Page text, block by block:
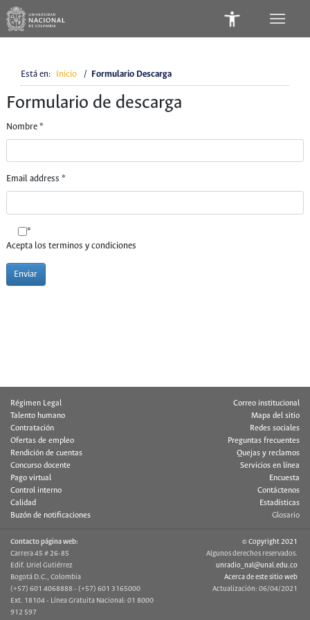
Está en: Inicio / Formulario Descarga
Formulario de descarga
Nombre *
Email address *
*
Acepta los terminos y condiciones
Enviar
Régimen Legal
Talento humano
Contratación
Ofertas de empleo
Rendición de cuentas
Concurso docente
Pago virtual
Control interno
Calidad
Buzón de notificaciones
Correo institucional
Mapa del sitio
Redes sociales
Preguntas frecuentes
Quejas y reclamos
Servicios en línea
Encuesta
Contáctenos
Estadísticas
Glosario
Contacto página web:
Carrera 45 # 26-85
Edif. Uriel Gutiérrez
Bogotá D.C., Colombia
(+57) 601 4068888 - (+57) 601 3165000
Ext. 18104 - Línea Gratuita Nacional: 01 8000
912 597
© Copyright 2021
Algunos derechos reservados.
unradio_nal@unal.edu.co
Acerca de este sitio web
Actualización: 06/04/2021